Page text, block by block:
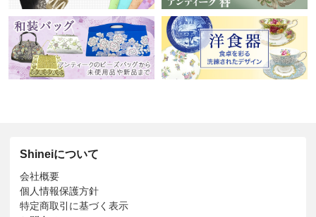
Shineiについて
会社概要
個人情報保護方針
特定商取引に基づく表示